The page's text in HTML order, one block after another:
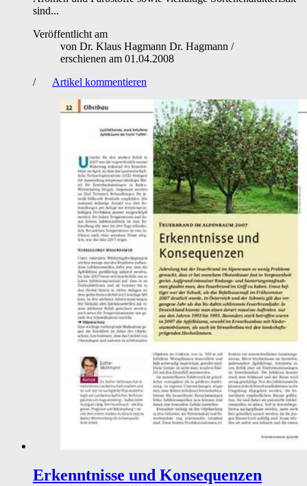
sind...
Veröffentlicht am
von Dr. Klaus Hagmann Dr. Hagmann /
erschienen am 01.04.2008
/
Artikel kommentieren
Erkenntnisse und Konsequenzen